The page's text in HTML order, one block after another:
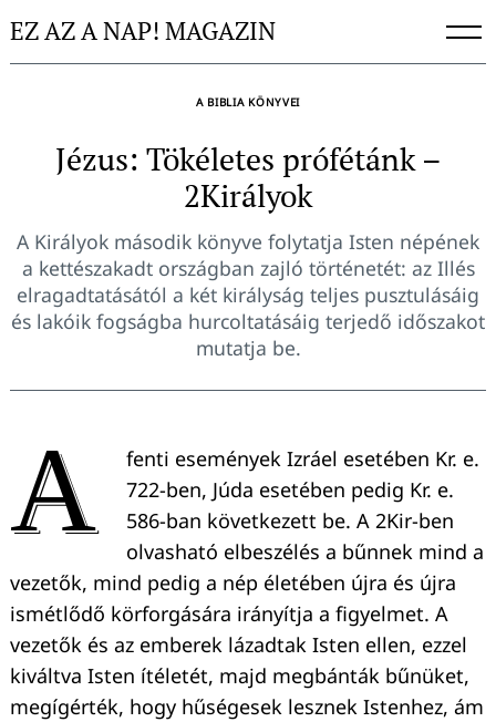
toEZ AZ A NAP! MAGAZIN
A BIBLIA KÖNYVEI
Jézus: Tökéletes prófétánk –
2Királyok
A Királyok második könyve folytatja Isten népének
a kettészakadt országban zajló történetét: az Illés
elragadtatásától a két királyság teljes pusztulásáig
és lakóik fogságba hurcoltatásáig terjedő időszakot
mutatja be.
A
fenti események Izráel esetében Kr. e.
722-ben, Júda esetében pedig Kr. e.
586-ban következett be. A 2Kir-ben
olvasható elbeszélés a bűnnek mind a
vezetők, mind pedig a nép életében újra és újra
ismétlődő körforgására irányítja a figyelmet. A
vezetők és az emberek lázadtak Isten ellen, ezzel
kiváltva Isten ítéletét, majd megbánták bűnüket,
megígérték, hogy hűségesek lesznek Istenhez, ám